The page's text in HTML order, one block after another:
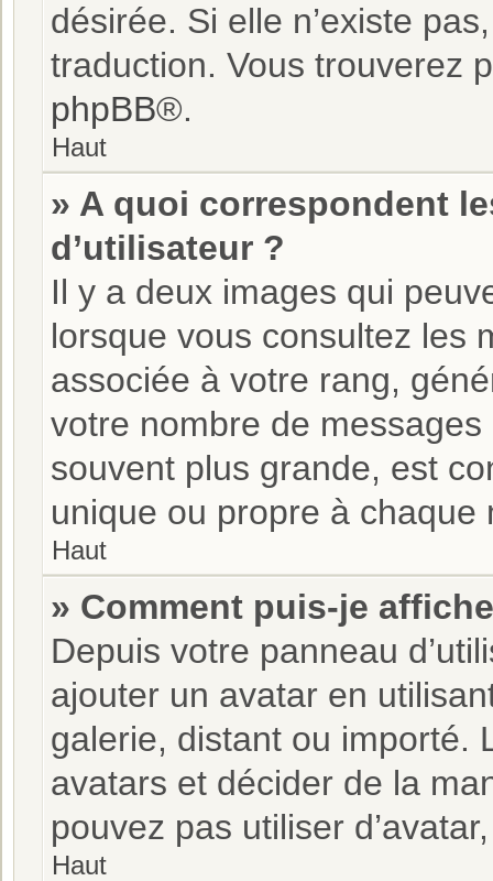
désirée. Si elle n’existe
traduction. Vous trouverez
phpBB®.
Haut
» A quoi correspondent
d’utilisateur ?
Il y a deux images qui
lorsque vous consultez les
associée à votre rang,
votre nombre de
souvent plus grande, est
unique ou propre à chaque
Haut
» Comment puis-je
Depuis votre panneau
ajouter un avatar en
galerie, distant ou importé.
avatars et décider de la
pouvez pas utiliser
Haut